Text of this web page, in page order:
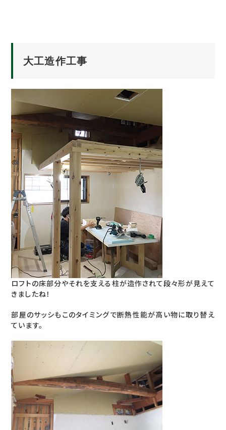
大工造作工事
ロフトの床部分やそれを支える柱が造作されて段々形が見えて
きましたね！
部屋のサッシもこのタイミングで断熱性能が高い物に取り替え
ています。